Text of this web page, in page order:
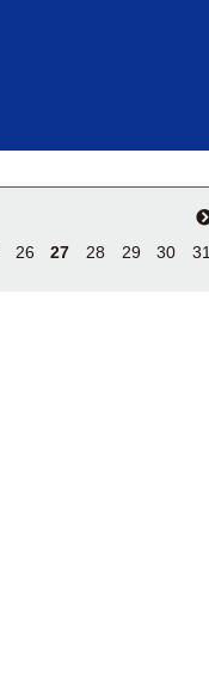
26 27 28 29 30 31